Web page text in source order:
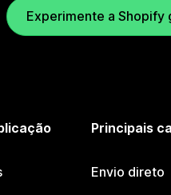
Experimente a Shopify
Principais
Envio direto